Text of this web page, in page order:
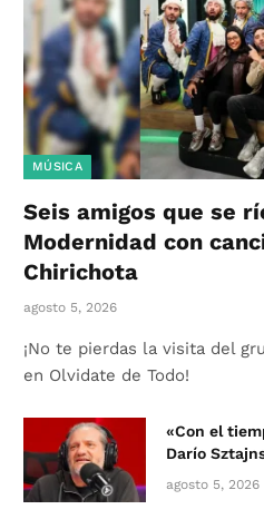
MÚSICA
Seis amigos que se
Modernidad con
Chirichota
agosto 5, 2026
¡No te pierdas la visita del
en Olvidate de Todo!
«Con el
Darío
agosto 5, 2026